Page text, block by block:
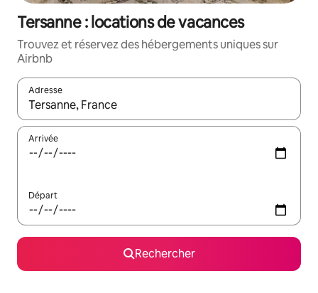
Tersanne : locations de vacances
Trouvez et réservez des hébergements uniques sur
Airbnb
Adresse
Lorsque les résultats s'affichent, utilisez les flèches vers le
Arrivée
Départ
Rechercher